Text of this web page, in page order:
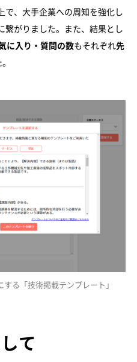
、大手企業への周知を強化し
繋がりました。また、結果とし
に入り・質問の数もそれぞれ先
る「技術掲載テンプレート」
て